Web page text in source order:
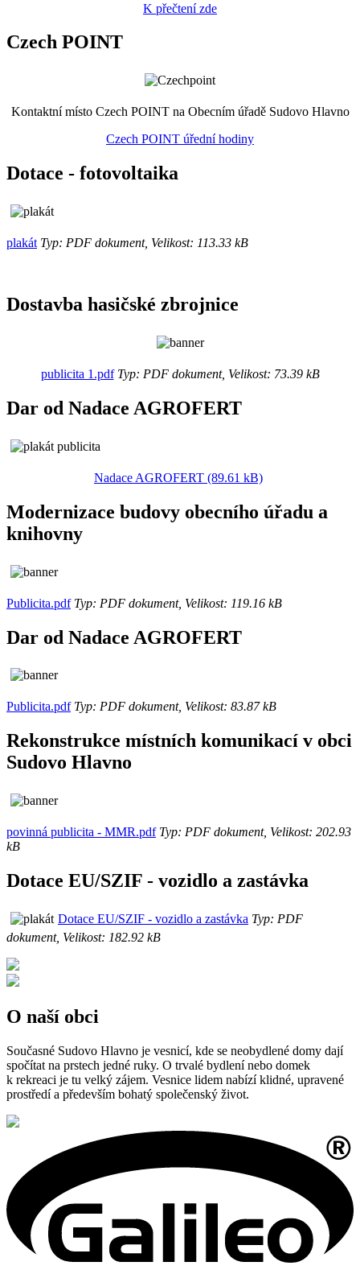
K přečtení zde
Czech POINT
Kontaktní místo Czech POINT na Obecním úřadě Sudovo Hlavno
Czech POINT úřední hodiny
Dotace - fotovoltaika
plakát Typ: PDF dokument, Velikost: 113.33 kB
Dostavba hasičské zbrojnice
publicita 1.pdfTyp: PDF dokument, Velikost: 73.39 kB
Dar od Nadace AGROFERT
Nadace AGROFERT (89.61 kB)
Modernizace budovy obecního úřadu a
knihovny
Publicita.pdfTyp: PDF dokument, Velikost: 119.16 kB
Dar od Nadace AGROFERT
Publicita.pdfTyp: PDF dokument, Velikost: 83.87 kB
Rekonstrukce místních komunikací v obci
Sudovo Hlavno
povinná publicita - MMR.pdfTyp: PDF dokument, Velikost: 202.93
kB
Dotace EU/SZIF - vozidlo a zastávka
Dotace EU/SZIF - vozidlo a zastávka Typ: PDF
dokument, Velikost: 182.92 kB
O naší obci
Současné Sudovo Hlavno je vesnicí, kde se neobydlené domy dají
spočítat na prstech jedné ruky. O trvalé bydlení nebo domek
k rekreaci je tu velký zájem. Vesnice lidem nabízí klidné, upravené
prostředí a především bohatý společenský život.